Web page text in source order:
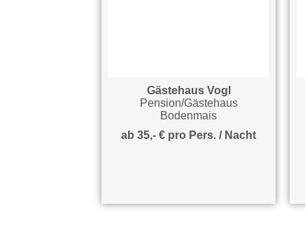
Gästehaus Vogl
Pension/Gästehaus
Bodenmais
ab 35,- € pro Pers. / Nacht